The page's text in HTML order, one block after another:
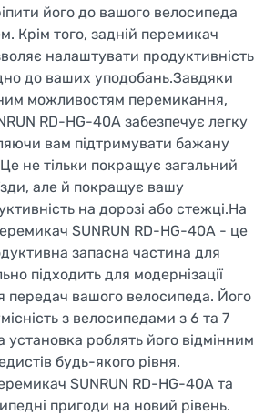
його до вашого велосипеда
Крім того, задній перемикач
налаштувати продуктивність
до ваших уподобань.Завдяки
можливостям перемикання,
RD-HG-40A забезпечує легку
вам підтримувати бажану
не тільки покращує загальний
але й покращує вашу
на дорозі або стежці.На
SUNRUN RD-HG-40A - це
запасна частина для
підходить для модернізації
вашого велосипеда. Його
з велосипедами з 6 та 7
роблять його відмінним
будь-якого рівня.
SUNRUN RD-HG-40A та
пригоди на новий рівень.